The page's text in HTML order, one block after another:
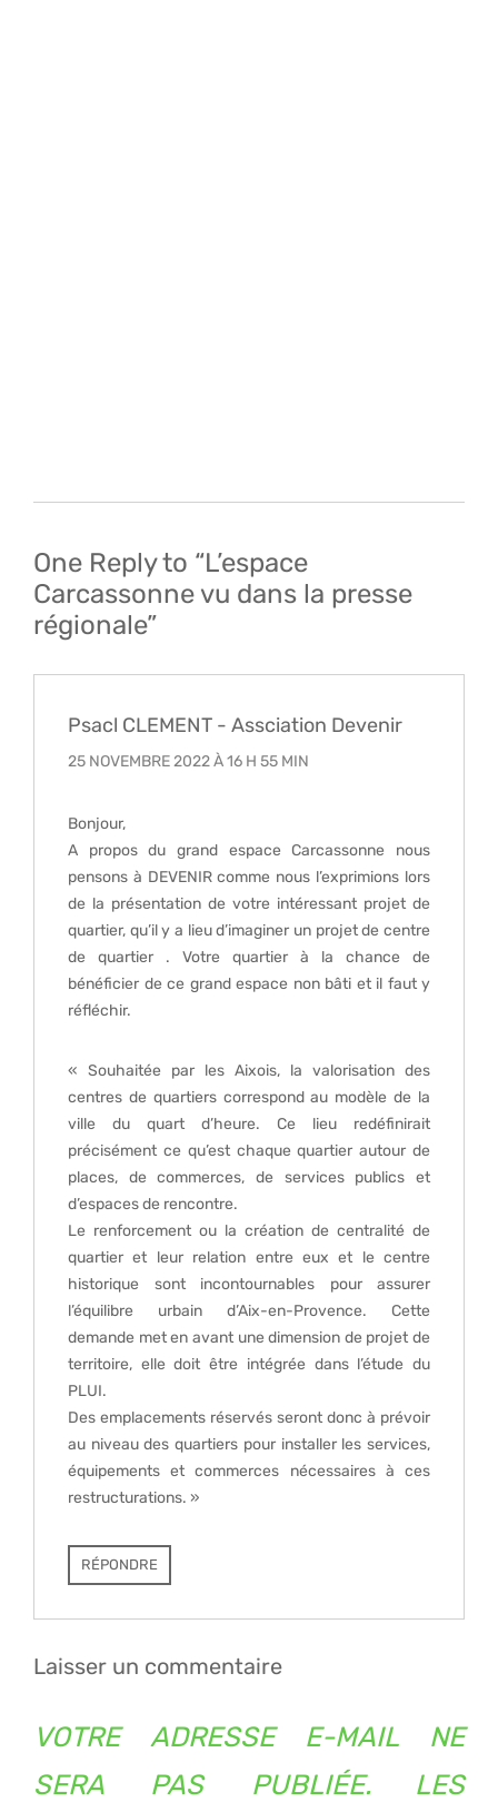
One Reply to “L’espace
Carcassonne vu dans la presse
régionale”
Psacl CLEMENT - Assciation Devenir
25 NOVEMBRE 2022 À 16 H 55 MIN
Bonjour,
A propos du grand espace Carcassonne nous
pensons à DEVENIR comme nous l’exprimions lors
de la présentation de votre intéressant projet de
quartier, qu’il y a lieu d’imaginer un projet de centre
de quartier . Votre quartier à la chance de
bénéficier de ce grand espace non bâti et il faut y
réfléchir.
« Souhaitée par les Aixois, la valorisation des
centres de quartiers correspond au modèle de la
ville du quart d’heure. Ce lieu redéfinirait
précisément ce qu’est chaque quartier autour de
places, de commerces, de services publics et
d’espaces de rencontre.
Le renforcement ou la création de centralité de
quartier et leur relation entre eux et le centre
historique sont incontournables pour assurer
l’équilibre urbain d’Aix-en-Provence. Cette
demande met en avant une dimension de projet de
territoire, elle doit être intégrée dans l’étude du
PLUI.
Des emplacements réservés seront donc à prévoir
au niveau des quartiers pour installer les services,
équipements et commerces nécessaires à ces
restructurations. »
RÉPONDRE
Laisser un commentaire
VOTRE ADRESSE E-MAIL NE
SERA PAS PUBLIÉE.
LES